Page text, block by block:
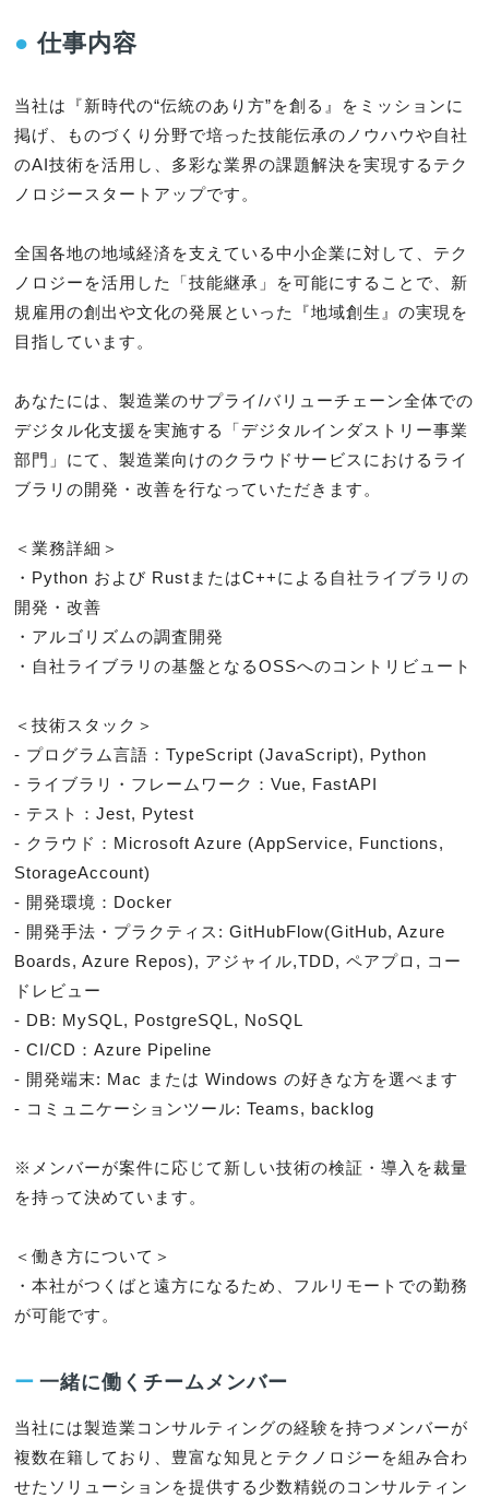
● 仕事内容
当社は『新時代の“伝統のあり方”を創る』をミッションに
掲げ、ものづくり分野で培った技能伝承のノウハウや自社
のAI技術を活用し、多彩な業界の課題解決を実現するテク
ノロジースタートアップです。
全国各地の地域経済を支えている中小企業に対して、テク
ノロジーを活用した「技能継承」を可能にすることで、新
規雇用の創出や文化の発展といった『地域創生』の実現を
目指しています。
あなたには、製造業のサプライ/バリューチェーン全体での
デジタル化支援を実施する「デジタルインダストリー事業
部門」にて、製造業向けのクラウドサービスにおけるライ
ブラリの開発・改善を行なっていただきます。
＜業務詳細＞
・Python および RustまたはC++による自社ライブラリの
開発・改善
・アルゴリズムの調査開発
・自社ライブラリの基盤となるOSSへのコントリビュート
＜技術スタック＞
- プログラム言語：TypeScript (JavaScript), Python
- ライブラリ・フレームワーク：Vue, FastAPI
- テスト：Jest, Pytest
- クラウド：Microsoft Azure (AppService, Functions,
StorageAccount)
- 開発環境：Docker
- 開発手法・プラクティス: GitHubFlow(GitHub, Azure
Boards, Azure Repos), アジャイル,TDD, ペアプロ, コー
ドレビュー
- DB: MySQL, PostgreSQL, NoSQL
- CI/CD：Azure Pipeline
- 開発端末: Mac または Windows の好きな方を選べます
- コミュニケーションツール: Teams, backlog
※メンバーが案件に応じて新しい技術の検証・導入を裁量
を持って決めています。
＜働き方について＞
・本社がつくばと遠方になるため、フルリモートでの勤務
が可能です。
ー 一緒に働くチームメンバー
当社には製造業コンサルティングの経験を持つメンバーが
複数在籍しており、豊富な知見とテクノロジーを組み合わ
せたソリューションを提供する少数精鋭のコンサルティン